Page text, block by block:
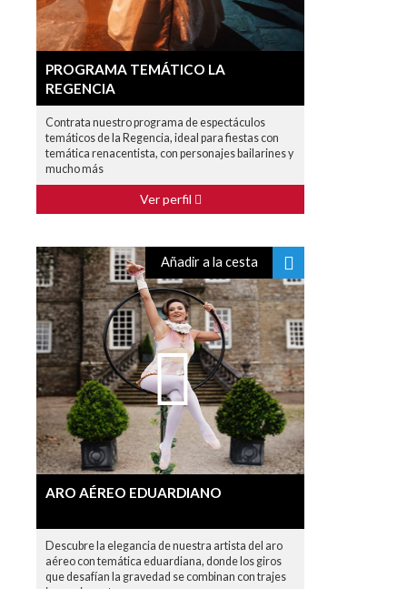
PROGRAMA TEMÁTICO LA
REGENCIA
Contrata nuestro programa de espectáculos
temáticos de la Regencia, ideal para fiestas con
temática renacentista, con personajes bailarines y
mucho más
Ver perfil
Añadir a la cesta
ARO AÉREO EDUARDIANO
Descubre la elegancia de nuestra artista del aro
aéreo con temática eduardiana, donde los giros
que desafían la gravedad se combinan con trajes